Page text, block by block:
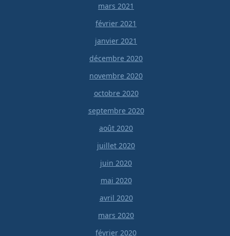
mars 2021
février 2021
janvier 2021
décembre 2020
novembre 2020
octobre 2020
septembre 2020
août 2020
juillet 2020
juin 2020
mai 2020
avril 2020
mars 2020
février 2020